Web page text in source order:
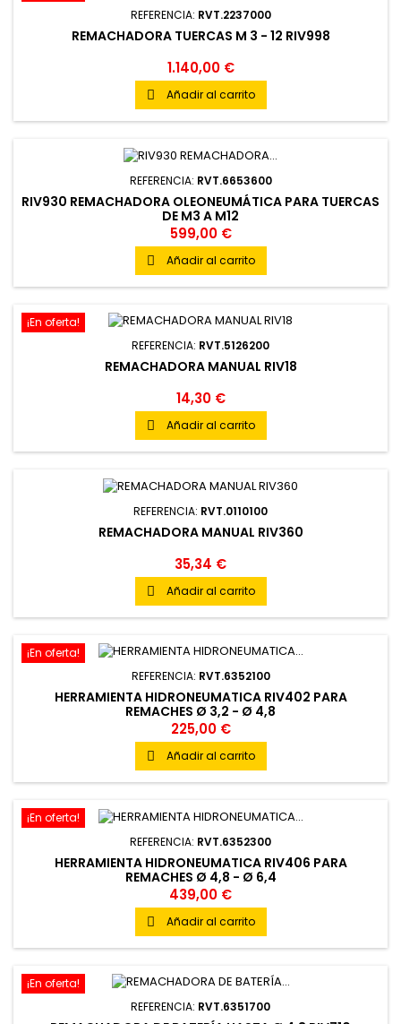
REFERENCIA: RVT.2237000
REMACHADORA TUERCAS M 3 - 12 RIV998
1.140,00 €
 Añadir al carrito
REFERENCIA: RVT.6653600
RIV930 REMACHADORA OLEONEUMÁTICA PARA TUERCAS
DE M3 A M12
599,00 €
 Añadir al carrito
¡En oferta!
REFERENCIA: RVT.5126200
REMACHADORA MANUAL RIV18
14,30 €
 Añadir al carrito
REFERENCIA: RVT.0110100
REMACHADORA MANUAL RIV360
35,34 €
 Añadir al carrito
¡En oferta!
REFERENCIA: RVT.6352100
HERRAMIENTA HIDRONEUMATICA RIV402 PARA
REMACHES Ø 3,2 - Ø 4,8
225,00 €
 Añadir al carrito
¡En oferta!
REFERENCIA: RVT.6352300
HERRAMIENTA HIDRONEUMATICA RIV406 PARA
REMACHES Ø 4,8 - Ø 6,4
439,00 €
 Añadir al carrito
¡En oferta!
REFERENCIA: RVT.6351700